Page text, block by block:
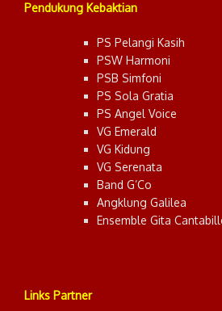
Pendukung Kebaktian
PS Pelangi Kasih
PSW Harmoni
PSB Simfoni
PS Sola Gratia
PS Angel Voice
VG Emerald
VG Kidung
VG Serenata
Band G’Co
Angklung Galilea
Ensemble Gita
Links Partner